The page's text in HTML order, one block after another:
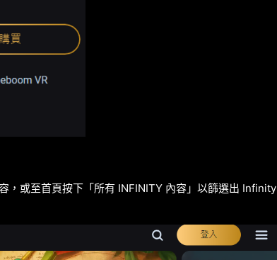
，或至首頁按下「所有 INFINITY 內容」以篩選出 Infinity